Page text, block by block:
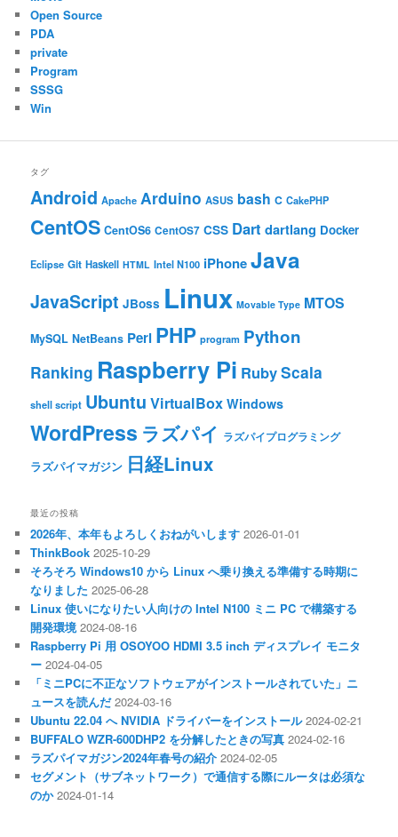
Open Source
PDA
private
Program
SSSG
Win
タグ
Android Apache Arduino ASUS bash C CakePHP
CentOS CentOS6 CentOS7 CSS Dart dartlang Docker
Eclipse Git Haskell HTML Intel N100 iPhoneJava
JavaScript JBoss Linux Movable Type MTOS
MySQL NetBeans Perl PHP program Python
Ranking Raspberry Pi RubyScala
shell script Ubuntu VirtualBox Windows
WordPress ラズパイ ラズパイプログラミング
ラズパイマガジン 日経Linux
最近の投稿
2026年、本年もよろしくおねがいします 2026-01-01
ThinkBook 2025-10-29
そろそろ Windows10 から Linux へ乗り換える準備する時期に
なりました 2025-06-28
Linux 使いになりたい人向けの Intel N100 ミニ PC で構築する
開発環境 2024-08-16
Raspberry Pi 用 OSOYOO HDMI 3.5 inch ディスプレイ モニタ
ー 2024-04-05
「ミニPCに不正なソフトウェアがインストールされていた」ニ
ュースを読んだ 2024-03-16
Ubuntu 22.04 へ NVIDIA ドライバーをインストール 2024-02-21
BUFFALO WZR-600DHP2 を分解したときの写真 2024-02-16
ラズパイマガジン2024年春号の紹介 2024-02-05
セグメント（サブネットワーク）で通信する際にルータは必須な
のか 2024-01-14